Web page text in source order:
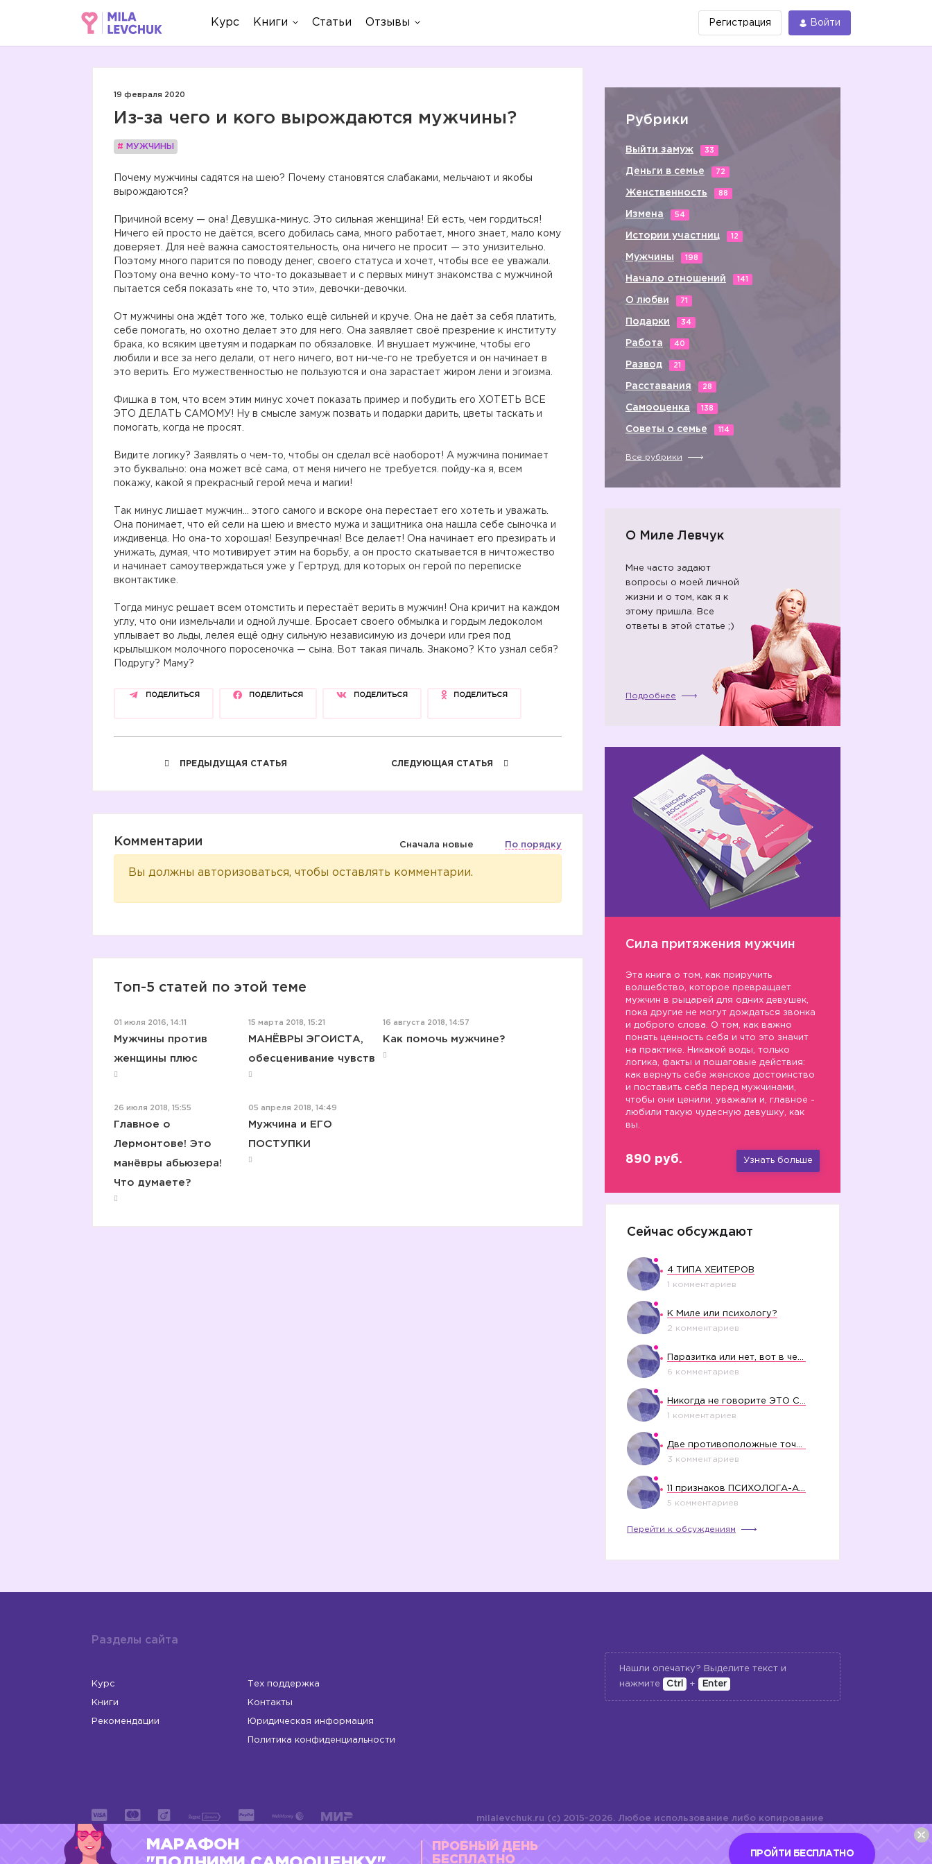
Курс Книги Статьи Отзывы Регистрация Войти
19 февраля 2020
Из-за чего и кого вырождаются мужчины?
# МУЖЧИНЫ
Почему мужчины садятся на шею? Почему становятся слабаками, мельчают и якобы
вырождаются?
Причиной всему — она! Девушка-минус. Это сильная женщина! Ей есть, чем гордиться!
Ничего ей просто не даётся, всего добилась сама, много работает, много знает, мало кому
доверяет. Для неё важна самостоятельность, она ничего не просит — это унизительно.
Поэтому много парится по поводу денег, своего статуса и хочет, чтобы все ее уважали.
Поэтому она вечно кому-то что-то доказывает и с первых минут знакомства с мужчиной
пытается себя показать «не то, что эти», девочки-девочки.
От мужчины она ждёт того же, только ещё сильней и круче. Она не даёт за себя платить,
себе помогать, но охотно делает это для него. Она заявляет своё презрение к институту
брака, ко всяким цветуям и подаркам по обязаловке. И внушает мужчине, чтобы его
любили и все за него делали, от него ничего, вот ни-че-го не требуется и он начинает в
это верить. Его мужественностью не пользуются и она зарастает жиром лени и эгоизма.
Фишка в том, что всем этим минус хочет показать пример и побудить его ХОТЕТЬ ВСЕ
ЭТО ДЕЛАТЬ САМОМУ! Ну в смысле замуж позвать и подарки дарить, цветы таскать и
помогать, когда не просят.
Видите логику? Заявлять о чем-то, чтобы он сделал всё наоборот! А мужчина понимает
это буквально: она может всё сама, от меня ничего не требуется. пойду-ка я, всем
покажу, какой я прекрасный герой меча и магии!
Так минус лишает мужчин… этого самого и вскоре она перестает его хотеть и уважать.
Она понимает, что ей сели на шею и вместо мужа и защитника она нашла себе сыночка и
иждивенца. Но она-то хорошая! Безупречная! Все делает! Она начинает его презирать и
унижать, думая, что мотивирует этим на борьбу, а он просто скатывается в ничтожество
и начинает самоутверждаться уже у Гертруд, для которых он герой по переписке
вконтактике.
Тогда минус решает всем отомстить и перестаёт верить в мужчин! Она кричит на каждом
углу, что они измельчали и одной лучше. Бросает своего обмылка и гордым ледоколом
уплывает во льды, лелея ещё одну сильную независимую из дочери или грея под
крылышком молочного поросеночка — сына. Вот такая пичаль. Знакомо? Кто узнал себя?
Подругу? Маму?
ПОДЕЛИТЬСЯ ПОДЕЛИТЬСЯ ПОДЕЛИТЬСЯ ПОДЕЛИТЬСЯ
ПРЕДЫДУЩАЯ СТАТЬЯ СЛЕДУЮЩАЯ СТАТЬЯ
Комментарии Сначала новые По порядку
Вы должны авторизоваться, чтобы оставлять комментарии.
Топ-5 статей по этой теме
01 июля 2016, 14:11
Мужчины против
женщины плюс
15 марта 2018, 15:21
МАНЁВРЫ ЭГОИСТА,
обесценивание чувств
16 августа 2018, 14:57
Как помочь мужчине?
26 июля 2018, 15:55
Главное о
Лермонтове! Это
манёвры абьюзера!
Что думаете?
05 апреля 2018, 14:49
Мужчина и ЕГО
ПОСТУПКИ
Рубрики
Выйти замуж 33
Деньги в семье 72
Женственность 88
Измена 54
Истории участниц 12
Мужчины 198
Начало отношений 141
О любви 71
Подарки 34
Работа 40
Развод 21
Расставания 28
Самооценка 138
Советы о семье 114
Все рубрики
О Миле Левчук
Мне часто задают
вопросы о моей личной
жизни и о том, как я к
этому пришла. Все
ответы в этой статье ;)
Подробнее
Сила притяжения мужчин
Эта книга о том, как приручить
волшебство, которое превращает
мужчин в рыцарей для одних девушек,
пока другие не могут дождаться звонка
и доброго слова. О том, как важно
понять ценность себя и что это значит
на практике. Никакой воды, только
логика, факты и пошаговые действия:
как вернуть себе женское достоинство
и поставить себя перед мужчинами,
чтобы они ценили, уважали и, главное -
любили такую чудесную девушку, как
вы.
890 руб. Узнать больше
Сейчас обсуждают
4 ТИПА ХЕЙТЕРОВ
1 комментариев
К Миле или психологу?
2 комментариев
6 комментариев
1 комментариев
3 комментариев
5 комментариев
Перейти к обсуждениям
Разделы сайта
Курс
Книги
Рекомендации
Тех поддержка
Контакты
Юридическая информация
Политика конфиденциальности
Нашли опечатку? Выделите текст и
нажмите
Ctrl + Enter
ИП Левчук Людмила Николаевна
milalevchuk.ru (c) 2015-2026. Любое использование либо копирование
материалов или подборки материалов сайта, элементов дизайна и
оформления допускается лишь с разрешения правообладателя и
МАРАФОН
ПРОБНЫЙ ДЕНЬ
БЕСПЛАТНО
ПРОЙТИ БЕСПЛАТНО